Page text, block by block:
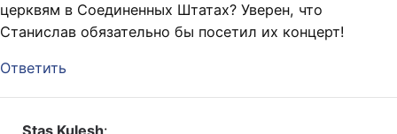
церквям в Соединенных Штатах? Уверен, что
Станислав обязательно бы посетил их концерт!
Ответить